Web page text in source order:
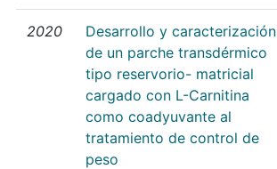
2020
Desarrollo y caracterización
de un parche transdérmico
tipo reservorio- matricial
cargado con L-Carnitina
como coadyuvante al
tratamiento de control de
peso